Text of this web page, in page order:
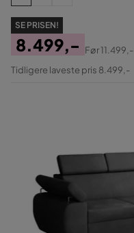
SE PRISEN!
Pris
8.499,-
Original
Før11.499,-
Tidligere laveste pris 8.499,-